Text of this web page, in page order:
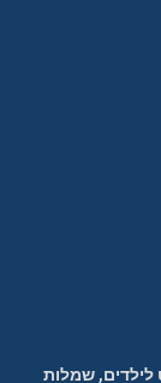
לילדים, שמלות